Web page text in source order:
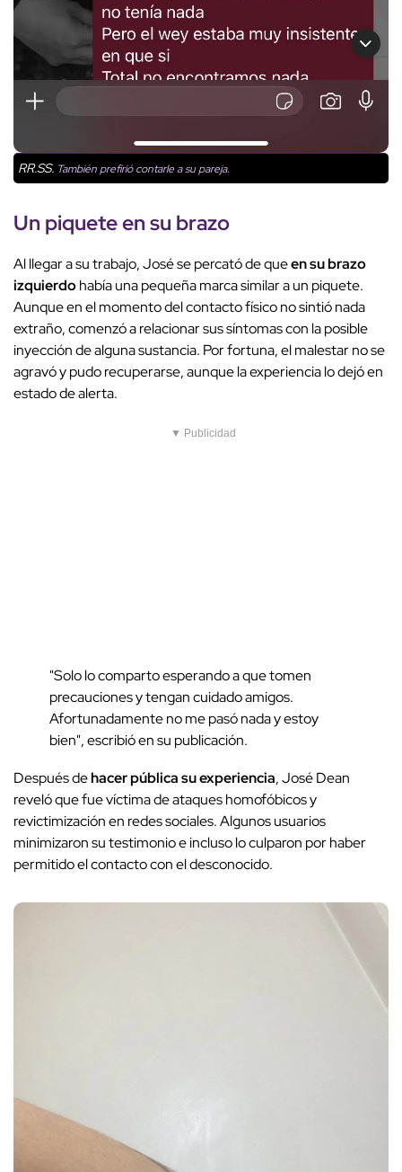
RR.SS. También prefirió contarle a su pareja.
Un piquete en su brazo
Al llegar a su trabajo, José se percató de queen su brazo
izquierdohabía una pequeña marca similar a un piquete.
Aunque en el momento del contacto físico no sintió nada
extraño, comenzó a relacionar sus síntomas con la posible
inyección de alguna sustancia. Por fortuna, el malestar no se
agravó y pudo recuperarse, aunque la experiencia lo dejó en
estado de alerta.
▼ Publicidad
"Solo lo comparto esperando a que tomen
precauciones y tengan cuidado amigos.
Afortunadamente no me pasó nada y estoy
bien", escribió en su publicación.
Después dehacer pública su experiencia, José Dean
reveló que fue víctima de ataques homofóbicos y
revictimización en redes sociales. Algunos usuarios
minimizaron su testimonio e incluso lo culparon por haber
permitido el contacto con el desconocido.